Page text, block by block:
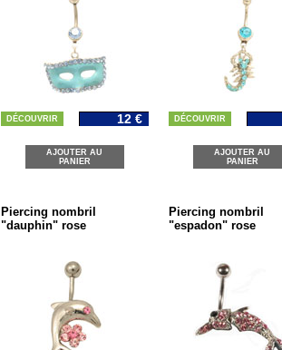
DÉCOUVRIR 12 €
AJOUTER AU
PANIER
DÉCOUVRIR
AJOUTER AU
PANIER
Piercing nombril
"dauphin" rose
Piercing nombril
"espadon" rose